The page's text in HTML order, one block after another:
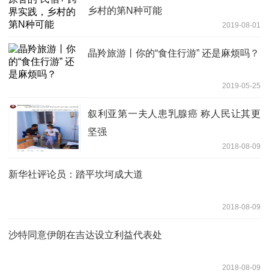
乡村的第N种可能
2019-08-01
晶羚旅游丨你的“食住行游” 还是麻烦吗？
2019-05-25
叙利亚第一夫人患乳腺癌 称人民让其更
坚强
2018-08-09
新华社评论员：踏平坎坷成大道
2018-08-09
沙特同意伊朗在吉达设立利益代表处
2018-08-09